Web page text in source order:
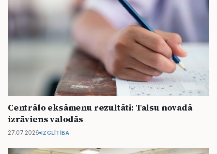
Centrālo eksāmenu rezultāti: Talsu novadā
izrāviens valodās
27.07.2026 IZGLĪTĪBA